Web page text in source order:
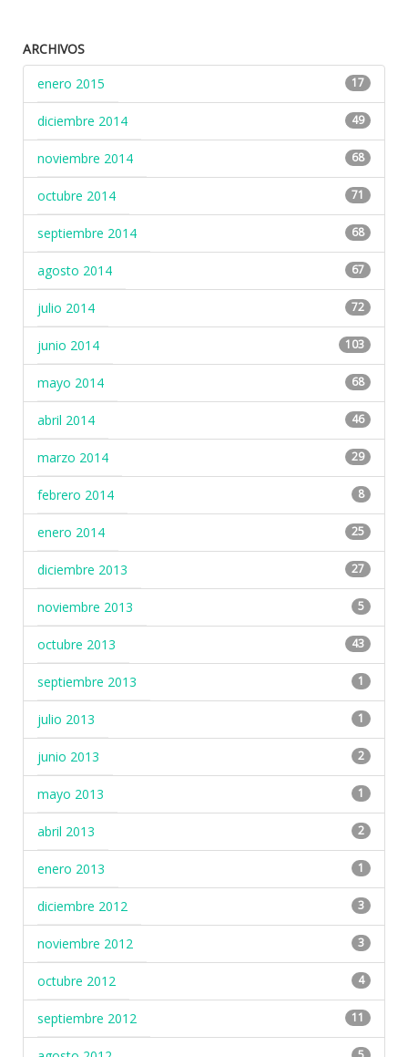
ARCHIVOS
enero 2015
17
diciembre 2014 49
noviembre 2014 68
octubre 2014 71
septiembre 2014 68
agosto 2014 67
julio 2014 72
junio 2014 103
mayo 2014 68
abril 2014 46
marzo 2014 29
febrero 2014 8
enero 2014 25
diciembre 2013 27
noviembre 2013 5
octubre 2013 43
septiembre 2013 1
julio 2013 1
junio 2013 2
mayo 2013 1
abril 2013 2
enero 2013 1
diciembre 2012 3
noviembre 2012 3
octubre 2012 4
septiembre 2012 11